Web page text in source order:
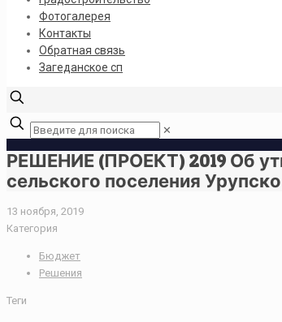
Фотогалерея
Контакты
Обратная связь
Загеданское сп
✕
РЕШЕНИЕ (ПРОЕКТ) 2019 Об
сельского поселения
13 ноября, 2019
Категория
Бюджет
Решения
Теги